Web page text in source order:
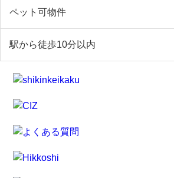
ペット可物件
駅から徒歩10分以内